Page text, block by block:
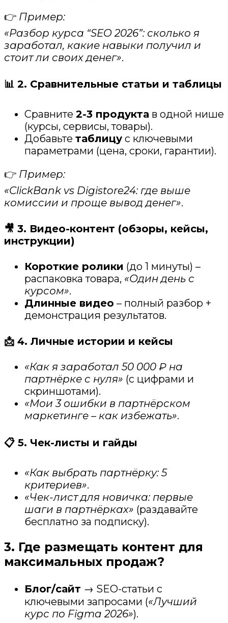
👉 Пример:
«Разбор курса “SEO 2026”: сколько я
заработал, какие навыки получил и
стоит ли своих денег».
📊 2. Сравнительные статьи и таблицы
Сравните 2-3 продукта в одной нише
(курсы, сервисы, товары).
Добавьте таблицу с ключевыми
параметрами (цена, сроки, гарантии).
👉 Пример:
«ClickBank vs Digistore24: где выше
комиссии и проще вывод денег».
🎥 3. Видео-контент (обзоры, кейсы,
инструкции)
Короткие ролики (до 1 минуты) –
распаковка товара, «Один день с
курсом».
Длинные видео – полный разбор +
демонстрация результатов.
📩 4. Личные истории и кейсы
«Как я заработал 50 000 ₽ на
партнёрке с нуля» (с цифрами и
скриншотами).
«Мои 3 ошибки в партнёрском
маркетинге – как избежать».
📋 5. Чек-листы и гайды
«Как выбрать партнёрку: 5
критериев».
«Чек-лист для новичка: первые
шаги в партнёрках» (раздавайте
бесплатно за подписку).
3. Где размещать контент для
максимальных продаж?
Блог/сайт → SEO-статьи с
ключевыми запросами («Лучший
курс по Figma 2026»).